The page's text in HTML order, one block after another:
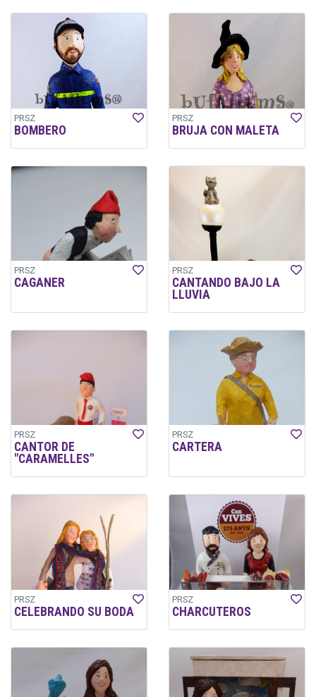
PRSZ
BOMBERO
PRSZ
BRUJA CON MALETA
PRSZ
CAGANER
PRSZ
CANTANDO BAJO LA
LLUVIA
PRSZ
CANTOR DE
"CARAMELLES"
PRSZ
CARTERA
PRSZ
CELEBRANDO SU BODA
PRSZ
CHARCUTEROS